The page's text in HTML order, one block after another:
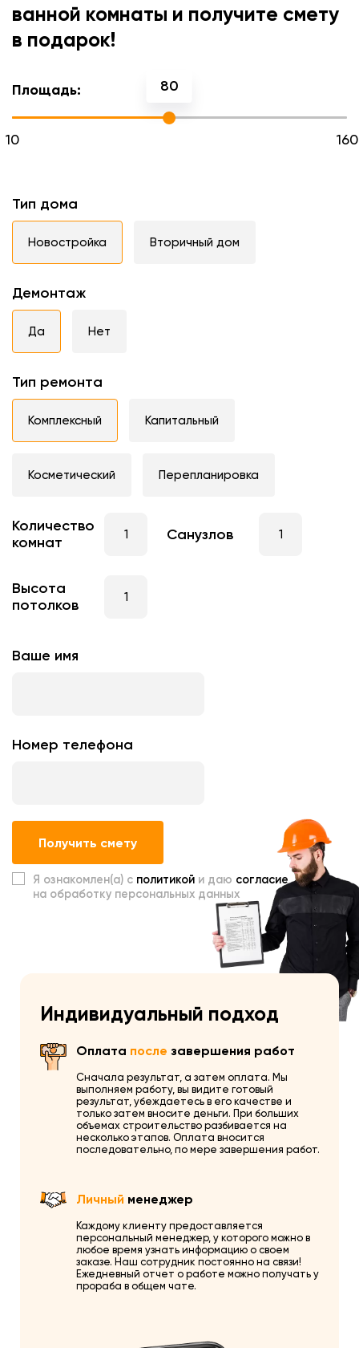
ванной комнаты и получите смету
в подарок!
Площадь: 80
10 160
Тип дома
Новостройка Вторичный дом
Демонтаж
Да Нет
Тип ремонта
Комплексный Капитальный
Косметический Перепланировка
Количество
комнат
Санузлов
Высота
потолков
Ваше имя
Номер телефона
Получить смету
Я ознакомлен(а) с политикой и даю согласие
на обработку персональных данных
Индивидуальный подход
Оплата после завершения работ
Сначала результат, а затем оплата. Мы
выполняем работу, вы видите готовый
результат, убеждаетесь в его качестве и
только затем вносите деньги. При больших
объемах строительство разбивается на
несколько этапов. Оплата вносится
последовательно, по мере завершения работ.
Личный менеджер
Каждому клиенту предоставляется
персональный менеджер, у которого можно в
любое время узнать информацию о своем
заказе. Наш сотрудник постоянно на связи!
Ежедневный отчет о работе можно получать у
прораба в общем чате.